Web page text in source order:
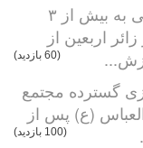
ارائه خدمات درمانی به بیش از ۳
هزار زائر اربعین از
(60 بازدید)
گسترده مجتمع
(ع) پس از
(100 بازدید)